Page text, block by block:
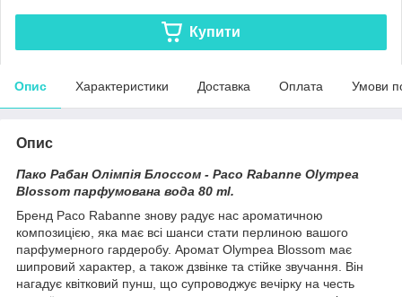
Купити
Опис Характеристики Доставка Оплата Умови
Опис
Пако Рабан Олімпія Блоссом - Paco Rabanne Olympea
Blossom парфумована вода 80 ml.
Бренд Paco Rabanne знову радує нас ароматичною
композицією, яка має всі шанси стати перлиною вашого
парфумерного гардеробу. Аромат Olympea Blossom має
шипровий характер, а також дзвінке та стійке звучання. Він
нагадує квітковий пунш, що супроводжує вечірку на честь